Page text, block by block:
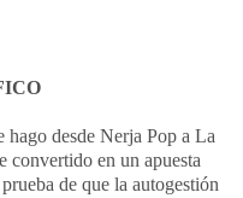
hago desde Nerja Pop a La
convertido en un apuesta
de que la autogestión